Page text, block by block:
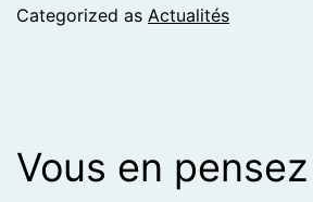
Categorized as Actualités
Vous en